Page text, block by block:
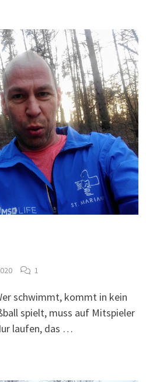
1
schwimmt, kommt in kein
spielt, muss auf Mitspieler
laufen, das …